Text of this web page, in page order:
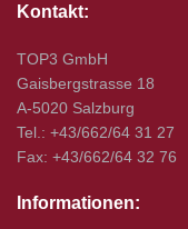
Kontakt:
TOP3 GmbH
Gaisbergstrasse 18
A-5020 Salzburg
Tel.: +43/662/64 31 27
Fax: +43/662/64 32 76
Informationen: